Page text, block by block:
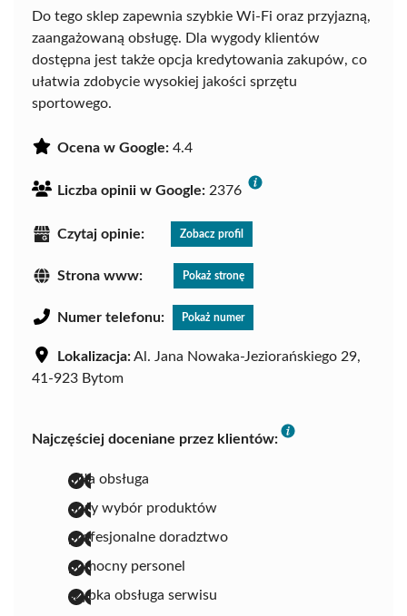
Do tego sklep zapewnia szybkie Wi-Fi oraz przyjazną,
zaangażowaną obsługę. Dla wygody klientów
dostępna jest także opcja kredytowania zakupów, co
ułatwia zdobycie wysokiej jakości sprzętu
sportowego.
Ocena w Google: 4.4
Liczba opinii w Google: 2376
Czytaj opinie: Zobacz profil
Strona www: Pokaż stronę
Numer telefonu: Pokaż numer
Lokalizacja:Al. Jana Nowaka-Jeziorańskiego 29,
41-923 Bytom
Najczęściej doceniane przez klientów:
miła obsługa
duży wybór produktów
profesjonalne doradztwo
pomocny personel
szybka obsługa serwisu